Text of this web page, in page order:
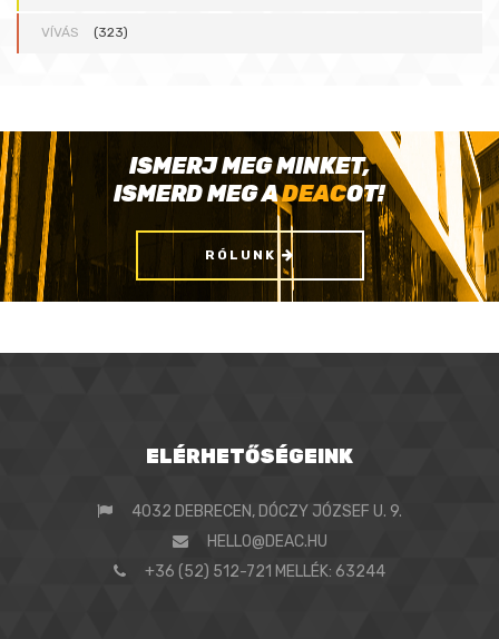
VÍVÁS (323)
ISMERJ MEG MINKET,
ISMERD MEG ADEACOT!
RÓLUNK
ELÉRHETŐSÉGEINK
4032 DEBRECEN, DÓCZY JÓZSEF U. 9.
HELLO@DEAC.HU
+36 (52) 512-721 MELLÉK: 63244